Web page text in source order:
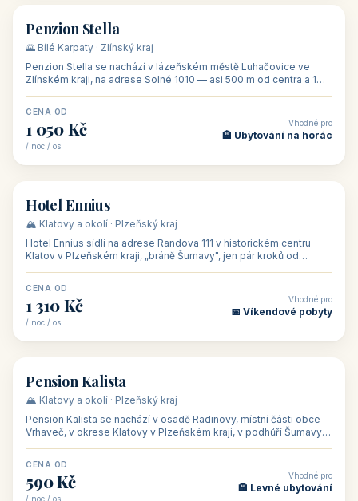
🏡 penzion
Penzion Stella
🌄 Bílé Karpaty · Zlínský kraj
Penzion Stella se nachází v lázeňském městě Luhačovice ve
Zlínském kraji, na adrese Solné 1010 — asi 500 m od centra a 1
CENA OD
1 050 Kč
/ noc / os.
Vhodné pro
🏨 Ubytování na horác
🏨 hotel
Hotel Ennius
🏔️ Klatovy a okolí · Plzeňský kraj
Hotel Ennius sídlí na adrese Randova 111 v historickém centru
Klatov v Plzeňském kraji, „bráně Šumavy", jen pár kroků od
CENA OD
1 310 Kč
/ noc / os.
Vhodné pro
📅 Víkendové pobyty
🏡 penzion
Pension Kalista
🏔️ Klatovy a okolí · Plzeňský kraj
Pension Kalista se nachází v osadě Radinovy, místní části obce
Vrhaveč, v okrese Klatovy v Plzeňském kraji, v podhůří Šumavy
CENA OD
590 Kč
/ noc / os.
Vhodné pro
🏨 Levné ubytování